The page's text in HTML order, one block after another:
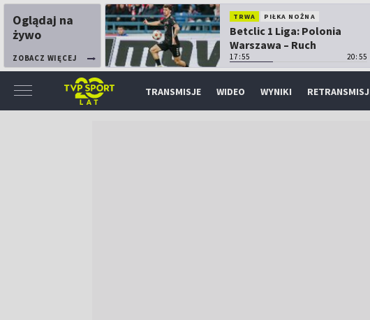
Oglądaj na
żywo
ZOBACZ WIĘCEJ
TRWA PIŁKA NOŻNA
Betclic 1 Liga: Polonia
Warszawa – Ruch
Chorzów
17:55 20:55
TRANSMISJE WIDEO WYNIKI